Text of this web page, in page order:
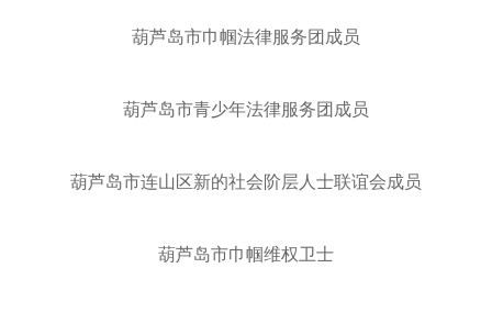
葫芦岛市巾帼法律服务团成员
葫芦岛市青少年法律服务团成员
葫芦岛市连山区新的社会阶层人士联谊会成员
葫芦岛市巾帼维权卫士